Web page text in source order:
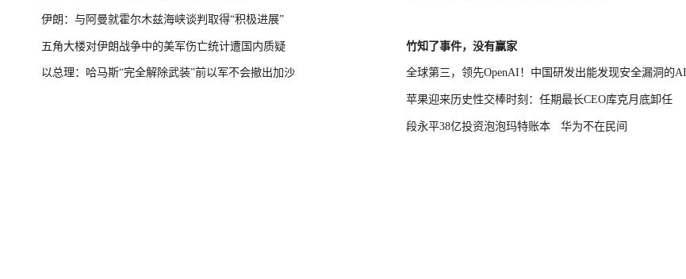
伊朗：与阿曼就霍尔木兹海峡谈判取得“积极进展”
五角大楼对伊朗战争中的美军伤亡统计遭国内质疑
以总理：哈马斯“完全解除武装”前以军不会撤出加沙
竹知了事件，没有赢家
全球第三，领先OpenAI！中国研发出能发现安全漏洞的
苹果迎来历史性交棒时刻：任期最长CEO库克月底卸任
段永平38亿投资泡泡玛特账本 华为不在民间